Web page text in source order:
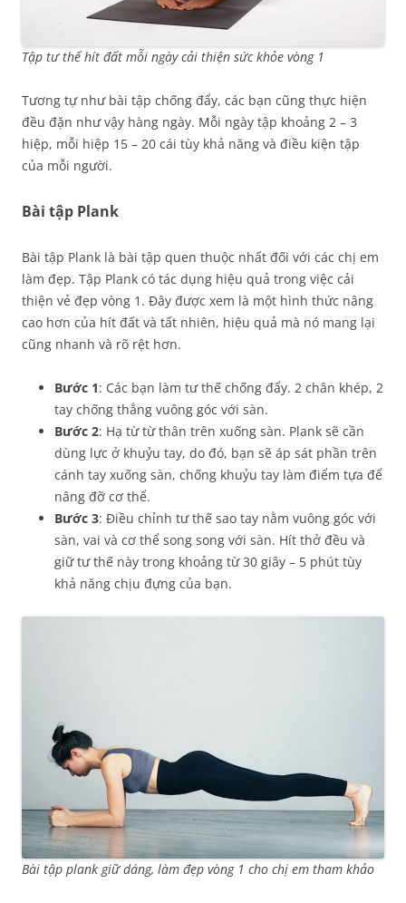
Tập tư thế hít đất mỗi ngày cải thiện sức khỏe vòng 1
Tương tự như bài tập chống đẩy, các bạn cũng thực hiện
đều đặn như vậy hàng ngày. Mỗi ngày tập khoảng 2 – 3
hiệp, mỗi hiệp 15 – 20 cái tùy khả năng và điều kiện tập
của mỗi người.
Bài tập Plank
Bài tập Plank là bài tập quen thuộc nhất đối với các chị em
làm đẹp. Tập Plank có tác dụng hiệu quả trong việc cải
thiện vẻ đẹp vòng 1. Đây được xem là một hình thức nâng
cao hơn của hít đất và tất nhiên, hiệu quả mà nó mang lại
cũng nhanh và rõ rệt hơn.
Bước 1: Các bạn làm tư thế chống đẩy. 2 chân khép, 2
tay chống thẳng vuông góc với sàn.
Bước 2: Hạ từ từ thân trên xuống sàn. Plank sẽ cần
dùng lực ở khuỷu tay, do đó, bạn sẽ áp sát phần trên
cánh tay xuống sàn, chống khuỷu tay làm điểm tựa để
nâng đỡ cơ thể.
Bước 3: Điều chỉnh tư thế sao tay nằm vuông góc với
sàn, vai và cơ thể song song với sàn. Hít thở đều và
giữ tư thế này trong khoảng từ 30 giây – 5 phút tùy
khả năng chịu đựng của bạn.
Bài tập plank giữ dáng, làm đẹp vòng 1 cho chị em tham khảo